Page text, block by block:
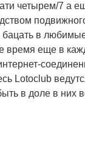
четырем/7 а
бацать в
время еще в
Lotoclub
в доле в них